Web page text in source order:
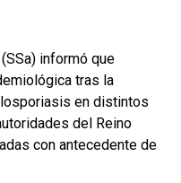
informó que
tras la
en distintos
del Reino
con antecedente de